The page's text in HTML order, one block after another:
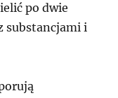
po dwie
substancjami i